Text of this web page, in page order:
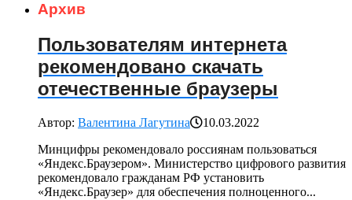
Архив
Пользователям интернета
рекомендовано скачать
отечественные браузеры
Автор: Валентина Лагутина
10.03.2022
Минцифры рекомендовало россиянам пользоваться
«Яндекс.Браузером». Министерство цифрового развития
рекомендовало гражданам РФ установить
«Яндекс.Браузер» для обеспечения полноценного...